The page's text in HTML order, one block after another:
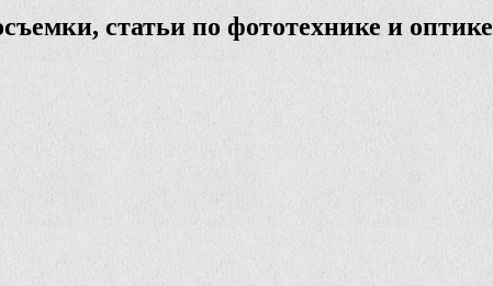
статьи по фототехнике и оптике